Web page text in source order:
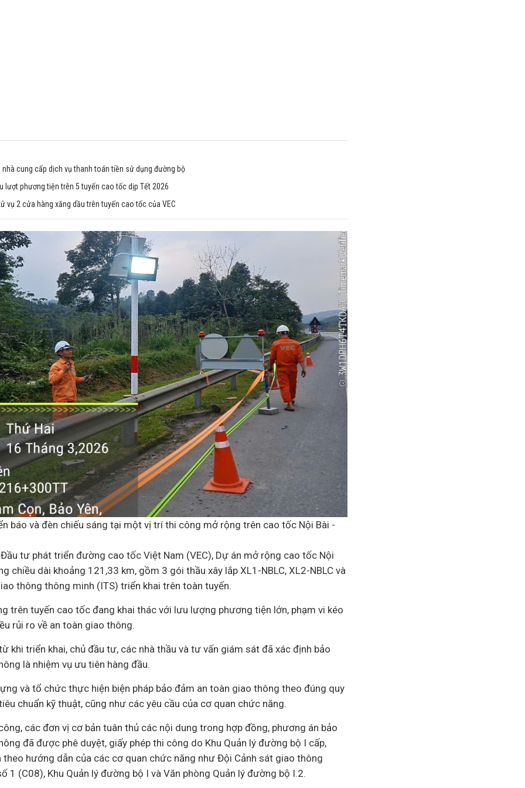
nhà cung cấp dịch vụ thanh toán tiền sử dụng đường bộ
lượt phương tiện trên 5 tuyến cao tốc dịp Tết 2026
vụ 2 cửa hàng xăng dầu trên tuyến cao tốc của VEC
báo và đèn chiếu sáng tại một vị trí thi công mở rộng trên cao tốc Nội Bài -
tư phát triển đường cao tốc Việt Nam (VEC), Dự án mở rộng cao tốc Nội
chiều dài khoảng 121,33 km, gồm 3 gói thầu xây lắp XL1-NBLC, XL2-NBLC và
thông thông minh (ITS) triển khai trên toàn tuyến.
trên tuyến cao tốc đang khai thác với lưu lượng phương tiện lớn, phạm vi kéo
rủi ro về an toàn giao thông.
khi triển khai, chủ đầu tư, các nhà thầu và tư vấn giám sát đã xác định bảo
là nhiệm vụ ưu tiên hàng đầu.
và tổ chức thực hiện biện pháp bảo đảm an toàn giao thông theo đúng quy
chuẩn kỹ thuật, cũng như các yêu cầu của cơ quan chức năng.
các đơn vị cơ bản tuân thủ các nội dung trong hợp đồng, phương án bảo
đã được phê duyệt, giấy phép thi công do Khu Quản lý đường bộ I cấp,
hướng dẫn của các cơ quan chức năng như Đội Cảnh sát giao thông
1 (C08), Khu Quản lý đường bộ I và Văn phòng Quản lý đường bộ I.2.